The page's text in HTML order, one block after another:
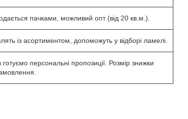
пачками, можливий опт (від 20 кв.м.).
із асортиментом, допоможуть у відборі ламелі.
готуємо персональні пропозиції. Розмір знижки